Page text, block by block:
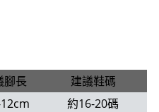
腳長
建議鞋碼
約16-20碼